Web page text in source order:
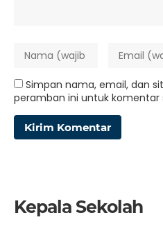
Simpan nama, email, dan
peramban ini untuk komentar
Kepala Sekolah